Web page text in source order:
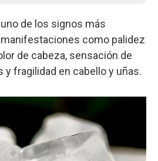
de los signos más
como palidez
de cabeza, sensación de
fragilidad en cabello y uñas.